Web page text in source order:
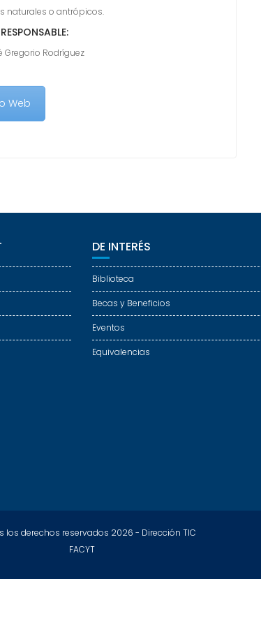
naturales o antrópicos.
Gregorio Rodríguez
Web
DE INTERÉS
Biblioteca
Becas y Beneficios
Eventos
Equivalencias
los derechos reservados 2026 - Dirección TIC
FACYT